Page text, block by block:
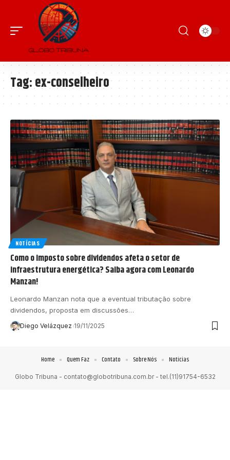
Tag:ex-conselheiro
NOTÍCIAS
Como o imposto sobre dividendos afeta o setor de
infraestrutura energética? Saiba agora com Leonardo
Manzan!
Leonardo Manzan nota que a eventual tributação sobre
dividendos, proposta em discussões…
Diego Velázquez 19/11/2025
Globo Tribuna - contato@globotribuna.com.br- tel.(11)91754-6532
Home Quem Faz Contato Sobre Nós Notícias